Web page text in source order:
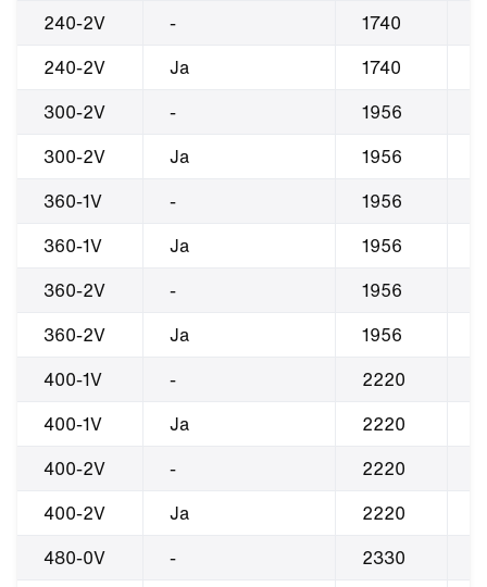
240-2V - 1740
240-2V
Ja 1740
300-2V
- 1956
300-2V
Ja 1956
360-1V
- 1956
360-1V
Ja 1956
360-2V
- 1956
360-2V
Ja 1956
400-1V
- 2220
400-1V
Ja 2220
400-2V
- 2220
400-2V
Ja 2220
480-0V
- 2330